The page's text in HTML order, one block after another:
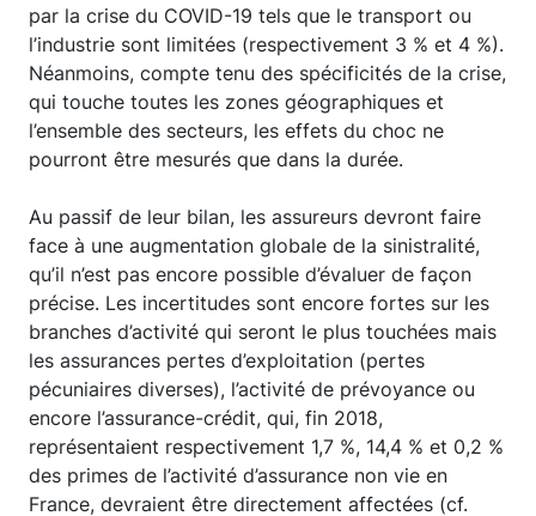
par la crise du COVID-19 tels que le transport ou
l’industrie sont limitées (respectivement 3 % et 4 %).
Néanmoins, compte tenu des spécificités de la crise,
qui touche toutes les zones géographiques et
l’ensemble des secteurs, les effets du choc ne
pourront être mesurés que dans la durée.
Au passif de leur bilan, les assureurs devront faire
face à une augmentation globale de la sinistralité,
qu’il n’est pas encore possible d’évaluer de façon
précise. Les incertitudes sont encore fortes sur les
branches d’activité qui seront le plus touchées mais
les assurances pertes d’exploitation (pertes
pécuniaires diverses), l’activité de prévoyance ou
encore l’assurance-crédit, qui, fin 2018,
représentaient respectivement 1,7 %, 14,4 % et 0,2 %
des primes de l’activité d’assurance non vie en
France, devraient être directement affectées (cf.